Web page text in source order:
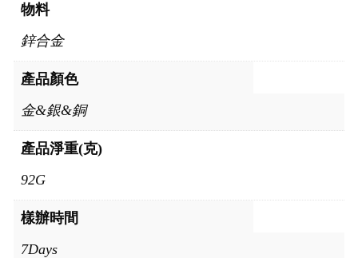
物料
鋅合金
產品顏色
金&銀&銅
產品淨重(克)
92G
樣辦時間
7Days